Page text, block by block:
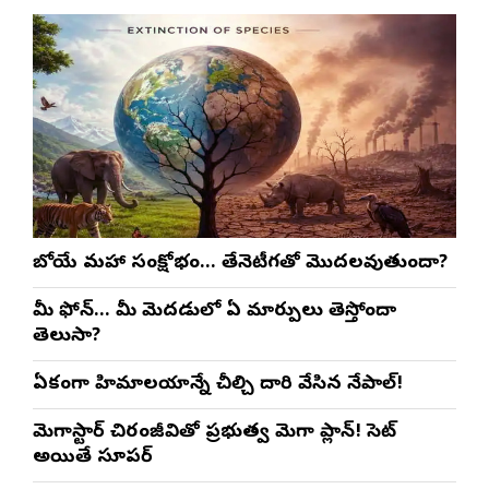
రాబోయే మహా సంక్షోభం… తేనెటీగతో మొదలవుతుందా?
మీ ఫోన్… మీ మెదడులో ఏ మార్పులు తెస్తోందా
తెలుసా?
ఏకంగా హిమాలయాన్నే చీల్చి దారి వేసిన నేపాల్!
మెగాస్టార్ చిరంజీవితో ప్రభుత్వ మెగా ప్లాన్! సెట్
అయితే సూపర్